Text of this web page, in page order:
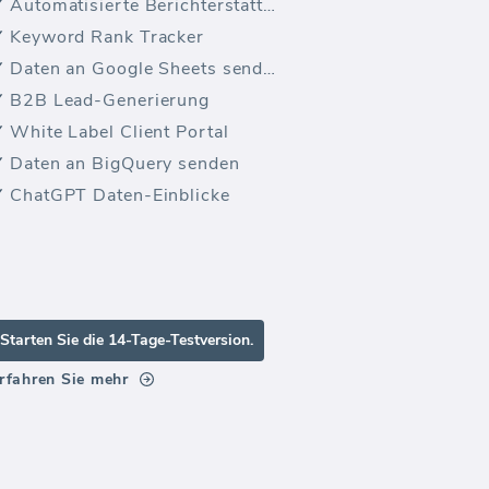
Automatisierte Berichterstattung
Keyword Rank Tracker
Daten an Google Sheets senden
B2B Lead-Generierung
White Label Client Portal
Daten an BigQuery senden
ChatGPT Daten-Einblicke
Starten Sie die 14-Tage-Testversion.
Sie mehr